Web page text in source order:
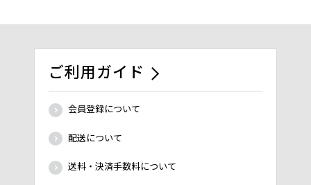
ご利用ガイド
会員登録について
配送について
送料・決済手数料について